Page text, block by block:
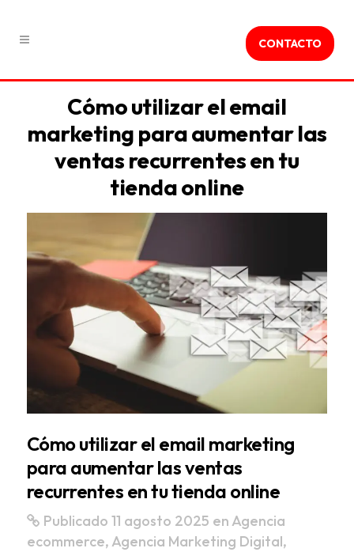
CONTACTO
Cómo utilizar el email
marketing para aumentar las
ventas recurrentes en tu
tienda online
Cómo utilizar el email marketing
para aumentar las ventas
recurrentes en tu tienda online
Publicado 11 agosto 2025 en Agencia
ecommerce, Agencia Marketing Digital,